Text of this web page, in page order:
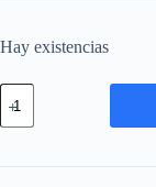
Hay existencias